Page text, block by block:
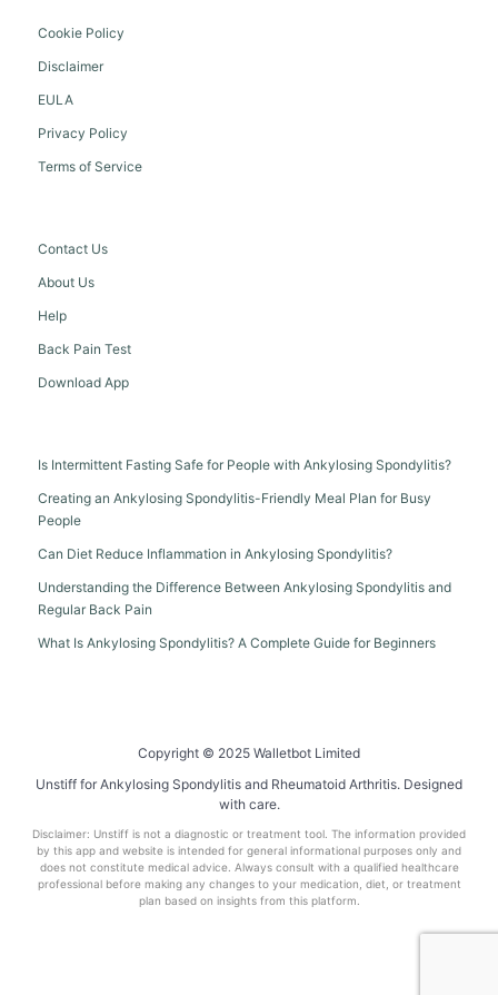
Cookie Policy
Disclaimer
EULA
Privacy Policy
Terms of Service
Contact Us
About Us
Help
Back Pain Test
Download App
Is Intermittent Fasting Safe for People with Ankylosing Spondylitis?
Creating an Ankylosing Spondylitis-Friendly Meal Plan for Busy
People
Can Diet Reduce Inflammation in Ankylosing Spondylitis?
Understanding the Difference Between Ankylosing Spondylitis and
Regular Back Pain
What Is Ankylosing Spondylitis? A Complete Guide for Beginners
Copyright © 2025 Walletbot Limited
Unstiff for Ankylosing Spondylitis and Rheumatoid Arthritis. Designed
with care.
Disclaimer: Unstiff is not a diagnostic or treatment tool. The information provided
by this app and website is intended for general informational purposes only and
does not constitute medical advice. Always consult with a qualified healthcare
professional before making any changes to your medication, diet, or treatment
plan based on insights from this platform.